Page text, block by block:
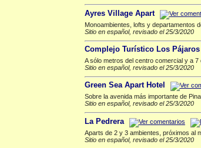
Ayres Village Apart
Monoambientes, lofts y departamentos
Sitio en español, revisado el 25/3/2020
Complejo Turístico Los Pájaros
A sólo metros del centro comercial y a
Sitio en español, revisado el 25/3/2020
Green Sea Apart Hotel
Sobre la avenida más importante de
Sitio en español, revisado el 25/3/2020
La Pedrera
Aparts de 2 y 3 ambientes, próximos al
Sitio en español, revisado el 25/3/2020